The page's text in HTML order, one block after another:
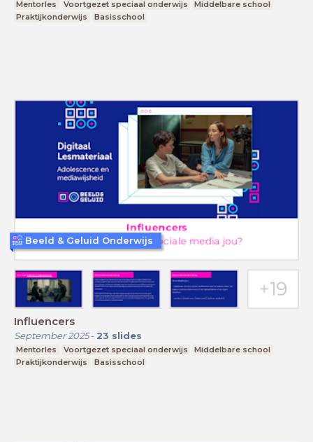
Mentorles Voortgezet speciaal onderwijs
Middelbare school
Praktijkonderwijs
Basisschool
Influencers
September 2025- 23 slides
Mentorles Voortgezet speciaal onderwijs
Middelbare school
Praktijkonderwijs
Basisschool
Beeld & Geluid Onderwijs